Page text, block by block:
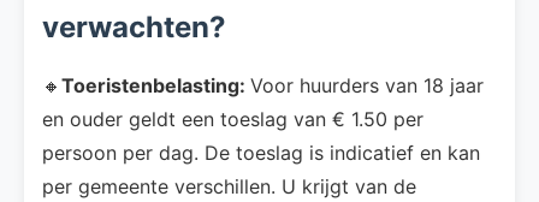
verwachten?
🔸 Toeristenbelasting: Voor huurders van 18 jaar
en ouder geldt een toeslag van € 1.50 per
persoon per dag. De toeslag is indicatief en kan
per gemeente verschillen. U krijgt van de